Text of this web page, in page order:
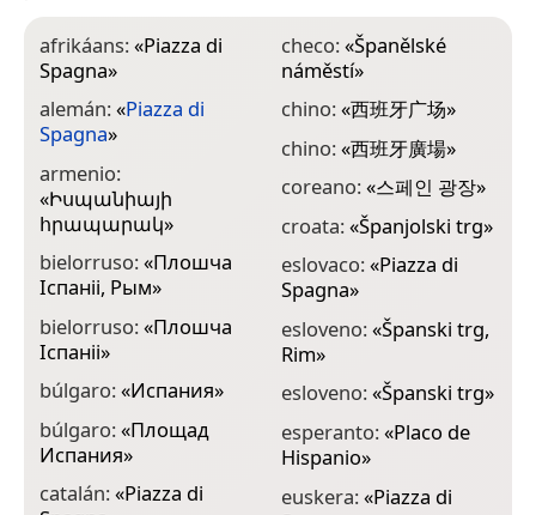
afrikáans:«Piazza di
Spagna»
alemán:«Piazza di
Spagna»
armenio:
«Իսպանիայի
հրապարակ»
bielorruso:«Плошча
Іспаніі, Рым»
bielorruso:«Плошча
Іспаніі»
búlgaro:«Испания»
búlgaro:«Площад
Испания»
catalán:«Piazza di
checo:«Španělské
náměstí»
chino:«西班牙广场»
chino:«西班牙廣場»
coreano:«스페인 광장»
croata:«Španjolski trg»
eslovaco:«Piazza di
Spagna»
esloveno:«Španski trg,
Rim»
esloveno:«Španski trg»
esperanto:«Placo de
Hispanio»
euskera:«Piazza di